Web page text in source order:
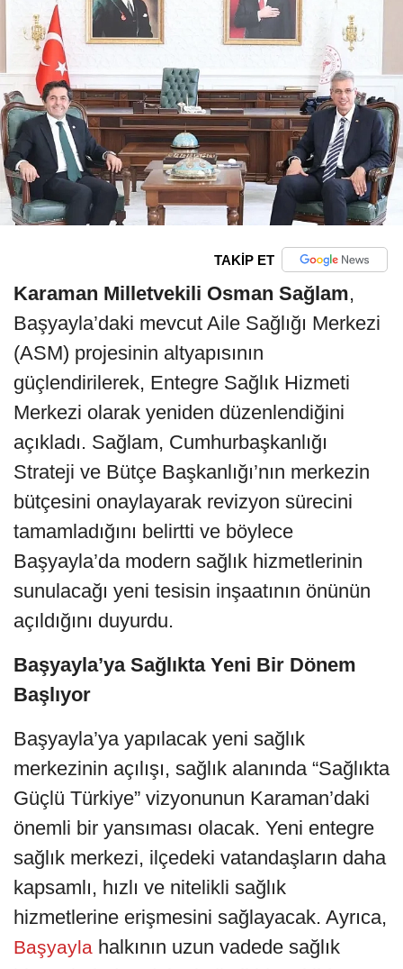
TAKİP ET
Karaman Milletvekili Osman Sağlam,
Başyayla’daki mevcut Aile Sağlığı Merkezi
(ASM) projesinin altyapısının
güçlendirilerek, Entegre Sağlık Hizmeti
Merkezi olarak yeniden düzenlendiğini
açıkladı. Sağlam, Cumhurbaşkanlığı
Strateji ve Bütçe Başkanlığı’nın merkezin
bütçesini onaylayarak revizyon sürecini
tamamladığını belirtti ve böylece
Başyayla’da modern sağlık hizmetlerinin
sunulacağı yeni tesisin inşaatının önünün
açıldığını duyurdu.
Başyayla’ya Sağlıkta Yeni Bir Dönem
Başlıyor
Başyayla’ya yapılacak yeni sağlık
merkezinin açılışı, sağlık alanında “Sağlıkta
Güçlü Türkiye” vizyonunun Karaman’daki
önemli bir yansıması olacak. Yeni entegre
sağlık merkezi, ilçedeki vatandaşların daha
kapsamlı, hızlı ve nitelikli sağlık
hizmetlerine erişmesini sağlayacak. Ayrıca,
Başyayla halkının uzun vadede sağlık